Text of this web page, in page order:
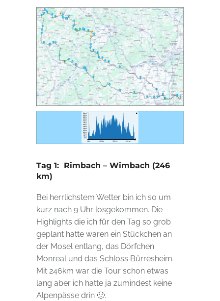
Tag 1: Rimbach – Wimbach (246
km)
Bei herrlichstem Wetter bin ich so um
kurz nach 9 Uhr losgekommen. Die
Highlights die ich für den Tag so grob
geplant hatte waren ein Stückchen an
der Mosel entlang, das Dörfchen
Monreal und das Schloss Bürresheim.
Mit 246km war die Tour schon etwas
lang aber ich hatte ja zumindest keine
Alpenpässe drin 🙂.